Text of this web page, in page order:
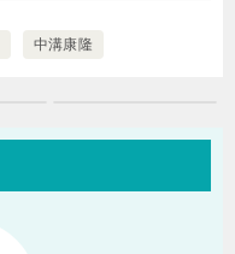
中溝康隆